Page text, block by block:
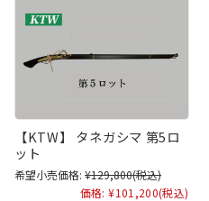
【KTW】 タネガシマ 第5ロ
ット
希望小売価格: ¥129,800(税込)
価格: ¥101,200(税込)